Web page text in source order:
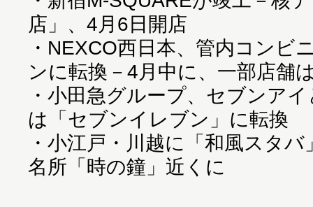
店」、4月6日開店
・ NEXCO西日本、管内コンビ
ンに転換－4月中に、一部店舗
・ 小田急グループ、セブンア
は「セブンイレブン」に転換
・ 小江戸・川越に「和風スタバ
名所「時の鐘」近くに